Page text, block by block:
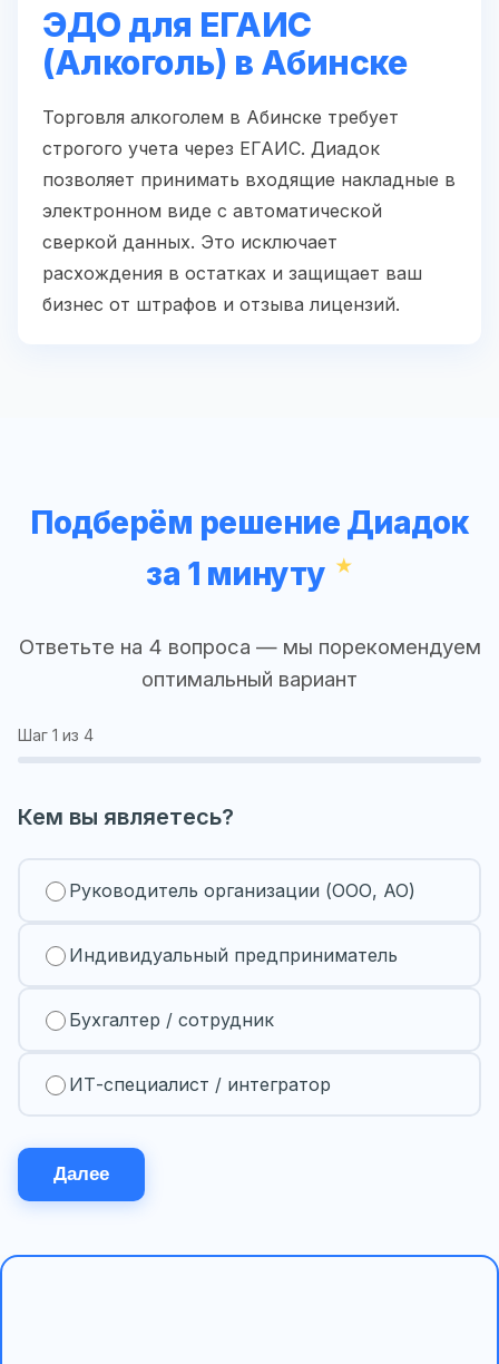
ЭДО для ЕГАИС
(Алкоголь) в Абинске
Торговля алкоголем в Абинске требует
строгого учета через ЕГАИС. Диадок
позволяет принимать входящие накладные в
электронном виде с автоматической
сверкой данных. Это исключает
расхождения в остатках и защищает ваш
бизнес от штрафов и отзыва лицензий.
Подберём решение Диадок
за 1 минуту
Ответьте на 4 вопроса — мы порекомендуем
оптимальный вариант
Шаг 1 из 4
Кем вы являетесь?
Руководитель организации (ООО, АО)
Индивидуальный предприниматель
Бухгалтер / сотрудник
ИТ-специалист / интегратор
Далее